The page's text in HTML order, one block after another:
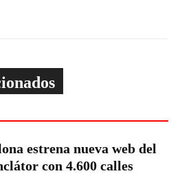
estrena nueva web del
con 4.600 calles